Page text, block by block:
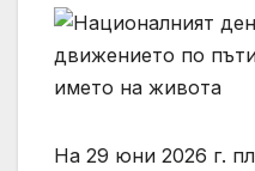
На 29 юни 2026 г.